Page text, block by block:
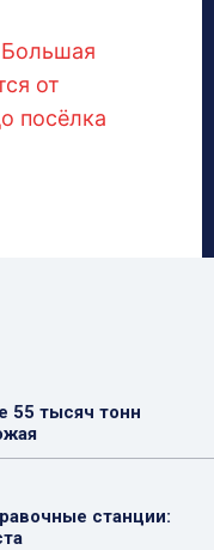
от
посёлка
55 тысяч тонн
станции: